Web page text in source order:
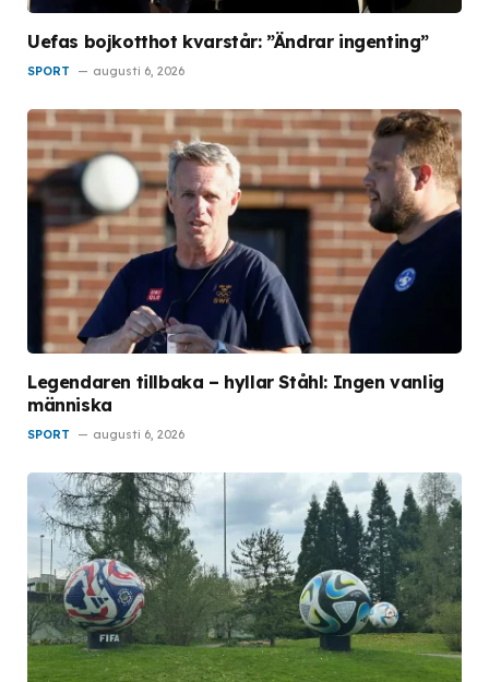
Uefas bojkotthot kvarstår: ”Ändrar ingenting”
SPORT augusti 6, 2026
Legendaren tillbaka – hyllar Ståhl: Ingen vanlig
människa
SPORT augusti 6, 2026